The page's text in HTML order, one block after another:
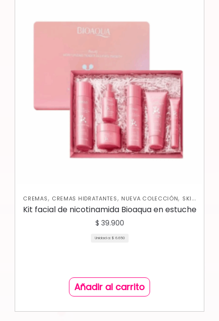
CREMAS, CREMAS HIDRATANTES, NUEVA COLECCIÓN, SKIN
CARE FACIAL
Kit facial de nicotinamida Bioaqua en estuche
$ 39.900
Unidad a: $ 6.650
Añadir al carrito